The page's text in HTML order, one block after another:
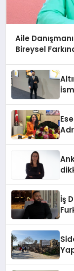
Aile
Bireysel
İş